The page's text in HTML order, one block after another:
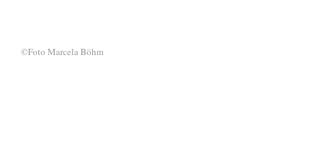
©Foto Marcela Böhm